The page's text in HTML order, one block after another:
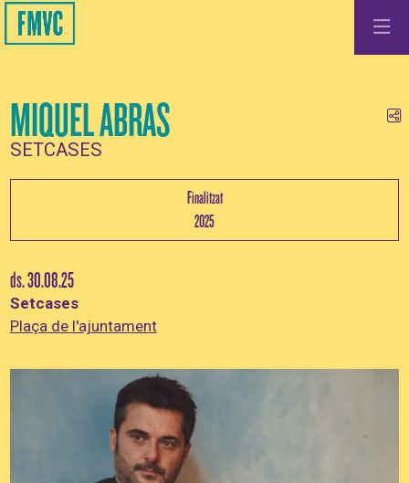
MIQUEL ABRAS
SETCASES
Finalitzat
2025
ds. 30.08.25
Setcases
Plaça de l'ajuntament